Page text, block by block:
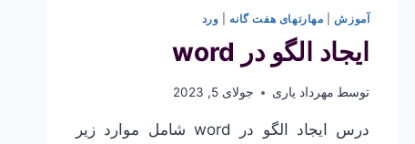
آموزش مهارتهای هفت گانه ورد
ایجاد الگو در word
توسط مهرداد یاری جولای 5, 2023
درس ایجاد الگو در word شامل موارد زیر